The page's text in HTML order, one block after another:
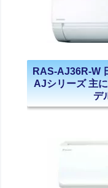
RAS-AJ36R-W
AJシリーズ 主
デ